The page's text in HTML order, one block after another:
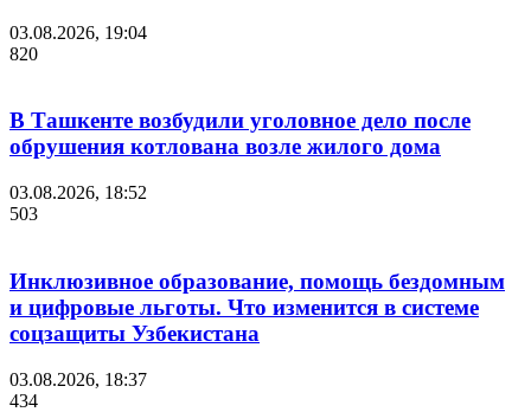
03.08.2026, 19:04
820
В Ташкенте возбудили уголовное дело после
обрушения котлована возле жилого дома
03.08.2026, 18:52
503
Инклюзивное образование, помощь бездомным
и цифровые льготы. Что изменится в системе
соцзащиты Узбекистана
03.08.2026, 18:37
434